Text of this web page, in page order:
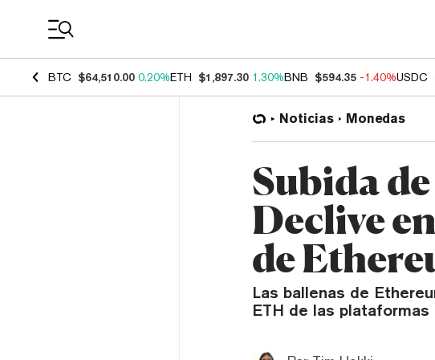
BTC $64,510.00 0.20%ETH $1,897.30 1.30%BNB $594.35 -1.40%USDC
Noticias Monedas
Subida
Declive
de
Las ballenas de
ETH de las